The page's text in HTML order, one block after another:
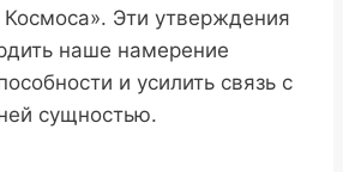
Эти утверждения
наше намерение
и усилить связь с
сущностью.